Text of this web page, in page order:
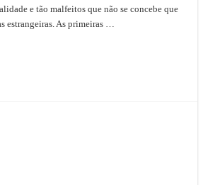
e tão malfeitos que não se concebe que
estrangeiras. As primeiras …